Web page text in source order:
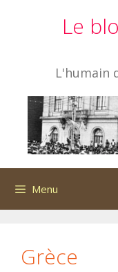
Le
L'humain
Menu
Grèce